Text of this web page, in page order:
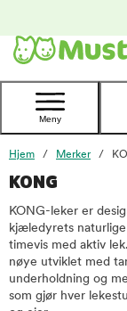
Kontakt
kundeservice
Meny
Hjem Merker
KONG
KONG-leker er
kjæledyrets
timevis med aktiv
nøye utviklet med
underholdning og
som gjør hver